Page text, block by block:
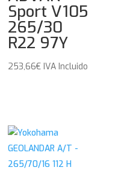
Sport V105
265/30
R22 97Y
253,66€ IVA Incluido